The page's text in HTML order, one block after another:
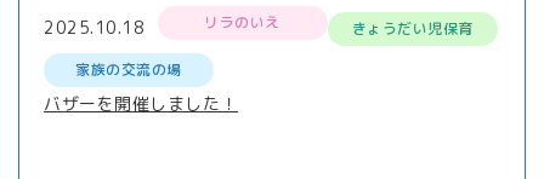
2025.10.18 リラのいえ
きょうだい児保育
家族の交流の場
バザーを開催しました！